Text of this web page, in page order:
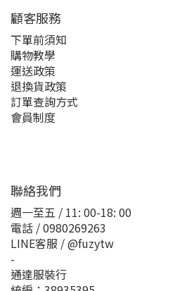
顧客服務
下單前須知
購物教學
運送政策
退換貨政策
訂單查詢方式
會員制度
聯絡我們
週一至五 / 11: 00-18: 00
電話 / 0980269263
LINE客服 / @fuzytw
-
通達服裝行